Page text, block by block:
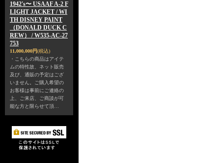
1942's〜 USAAF A-2 F
LIGHT JACKET / WI
TH DISNEY PAINT
（DONALD DUCK C
REW） / W535-AC-27
753
11,000,000円(税込)
・こちらの商品はアイテ
ムの特性故、ネット販売
及び、通販の予定はござ
いません。ご購入希望の
お客様は事前にご連絡の
上、ご来店、ご商談が可
能な方と限らせて頂…